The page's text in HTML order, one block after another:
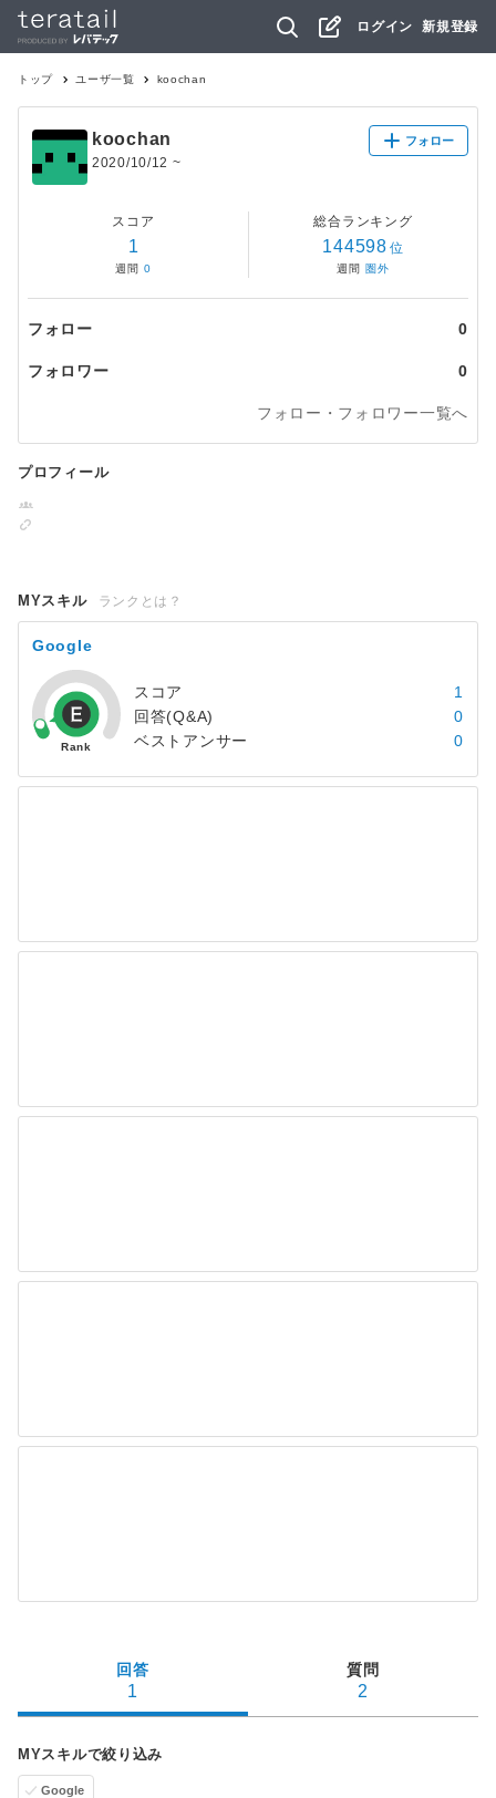
ログイン 新規登録
トップ ユーザ一覧 koochan
koochan
2020/10/12 ~
フォロー
スコア
1
週間 0
総合ランキング
144598 位
週間 圏外
フォロー 0
フォロワー 0
フォロー・フォロワー一覧へ
プロフィール
MYスキル ランクとは？
Google
スコア
1
回答(Q&A)
0
ベストアンサー
0
回答
1
質問
2
MYスキルで絞り込み
Google